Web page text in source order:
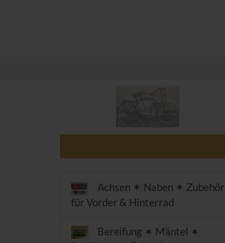
Achsen ✶ Naben ✶ Zubehör
für Vorder & Hinterrad
Bereifung ✶ Mäntel ✶